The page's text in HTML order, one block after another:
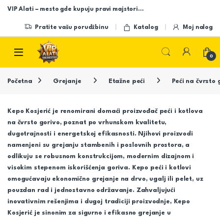
Skip to navigation
Skip to content
VIP Alati – mesto gde kupuju pravi majstori…
Pratite vašu porudžbinu Katalog Moj nalog
Open
0
Početna Grejanje Etažne peći Peći na čvrsto
Kepo Kosjerić je renomirani domaći proizvođač peći i kotlova
na čvrsto gorivo, poznat po vrhunskom kvalitetu,
dugotrajnosti i energetskoj efikasnosti. Njihovi proizvodi
namenjeni su grejanju stambenih i poslovnih prostora, a
odlikuju se robusnom konstrukcijom, modernim dizajnom i
visokim stepenom iskorišćenja goriva. Kepo peći i kotlovi
omogućavaju ekonomično grejanje na drvo, ugalj ili pelet, uz
pouzdan rad i jednostavno održavanje. Zahvaljujući
inovativnim rešenjima i dugoj tradiciji proizvodnje, Kepo
Kosjerić je sinonim za sigurno i efikasno grejanje u